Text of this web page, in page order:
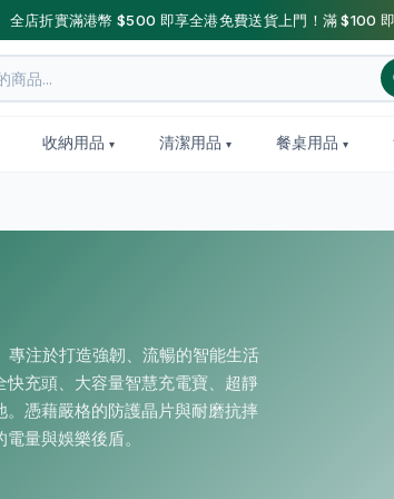
全店折實滿港幣 $500 即享全港免費送貨上門！滿 $100
收納用品 清潔用品 餐桌用品
專注於打造強韌、流暢的智能生活
充頭、大容量智慧充電寶、超靜
憑藉嚴格的防護晶片與耐磨抗摔
量與娛樂後盾。